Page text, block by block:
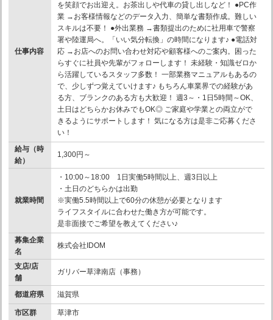
仕事内容
を笑顔でお出迎え。お茶出しや代車の貸し出しなど！ ●PC作
業 →お客様情報などのデータ入力、簡単な書類作成。難しい
スキルは不要！ ●外出業務 →書類提出のために社用車で警察
署や陸運局へ。「いい気分転換」の時間になります♪ ●電話対
応 →お店へのお問い合わせ対応や顧客様へのご案内。困った
らすぐに社員や先輩がフォローします！ 未経験・知識ゼロか
ら活躍しているスタッフ多数！ 一部業務マニュアルもあるの
で、少しずつ覚えていけます♪ もちろん車業界での経験があ
る方、ブランクのある方も大歓迎！ 週3～・1日5時間～OK、
土日はどちらかお休みでもOK◎ ご家庭や学業との両立がで
きるようにサポートします！ 気になる方は是非ご応募くださ
い！
給与（時
給）
1,300円～
就業時間
・10:00～18:00 1日実働5時間以上、週3日以上
・土日のどちらかは出勤
※実働5.5時間以上で60分の休憩が必要となります
ライフスタイルに合わせた働き方が可能です。
是非面接でご希望を教えてください♪
募集企業
名
株式会社IDOM
支店/店
舗
ガリバー草津南店（事務）
都道府県 滋賀県
市区群
草津市